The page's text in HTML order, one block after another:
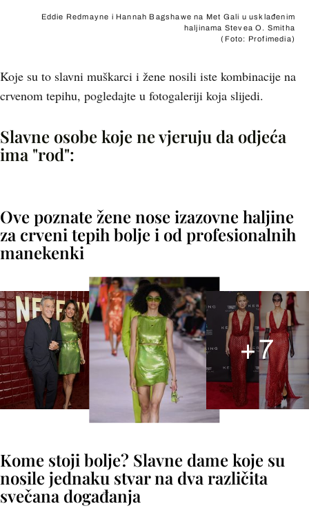
Eddie Redmayne i Hannah Bagshawe na Met Gali u usklađenim
haljinama Stevea O. Smitha
(Foto: Profimedia)
Koje su to slavni muškarci i žene nosili iste kombinacije na
crvenom tepihu, pogledajte u fotogaleriji koja slijedi.
Slavne osobe koje ne vjeruju da odjeća
ima "rod":
Ove poznate žene nose izazovne haljine
za crveni tepih bolje i od profesionalnih
manekenki
+7
Kome stoji bolje? Slavne dame koje su
nosile jednaku stvar na dva različita
svečana događanja